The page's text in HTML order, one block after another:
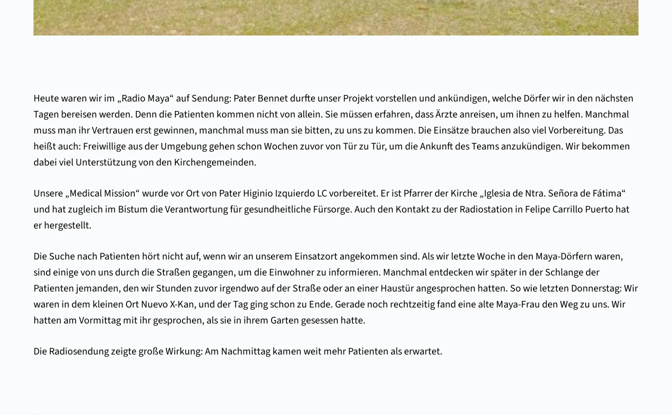
Heute waren wir im „Radio Maya“ auf Sendung: Pater Bennet durfte unser Projekt vorstellen und ankündigen, welche Dörfer wir in den nächsten
Tagen bereisen werden. Denn die Patienten kommen nicht von allein. Sie müssen erfahren, dass Ärzte anreisen, um ihnen zu helfen. Manchmal
muss man ihr Vertrauen erst gewinnen, manchmal muss man sie bitten, zu uns zu kommen. Die Einsätze brauchen also viel Vorbereitung. Das
heißt auch: Freiwillige aus der Umgebung gehen schon Wochen zuvor von Tür zu Tür, um die Ankunft des Teams anzukündigen. Wir bekommen
dabei viel Unterstützung von den Kirchengemeinden.
Unsere „Medical Mission“ wurde vor Ort von Pater Higinio Izquierdo LC vorbereitet. Er ist Pfarrer der Kirche „Iglesia de Ntra. Señora de Fátima“
und hat zugleich im Bistum die Verantwortung für gesundheitliche Fürsorge. Auch den Kontakt zu der Radiostation in Felipe Carrillo Puerto hat
er hergestellt.
Die Suche nach Patienten hört nicht auf, wenn wir an unserem Einsatzort angekommen sind. Als wir letzte Woche in den Maya-Dörfern waren,
sind einige von uns durch die Straßen gegangen, um die Einwohner zu informieren. Manchmal entdecken wir später in der Schlange der
Patienten jemanden, den wir Stunden zuvor irgendwo auf der Straße oder an einer Haustür angesprochen hatten. So wie letzten Donnerstag: Wir
waren in dem kleinen Ort Nuevo X-Kan, und der Tag ging schon zu Ende. Gerade noch rechtzeitig fand eine alte Maya-Frau den Weg zu uns. Wir
hatten am Vormittag mit ihr gesprochen, als sie in ihrem Garten gesessen hatte.
Die Radiosendung zeigte große Wirkung: Am Nachmittag kamen weit mehr Patienten als erwartet.